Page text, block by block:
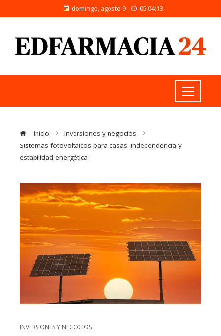
domingo, agosto 9 05:04:14
Inicio
Inversiones y negocios
Sistemas fotovoltaicos para casas: independencia y
estabilidad energética
INVERSIONES Y NEGOCIOS